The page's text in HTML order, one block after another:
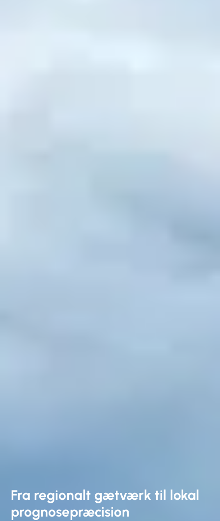
Fra regionalt gætværk til lokal
prognosepræcision